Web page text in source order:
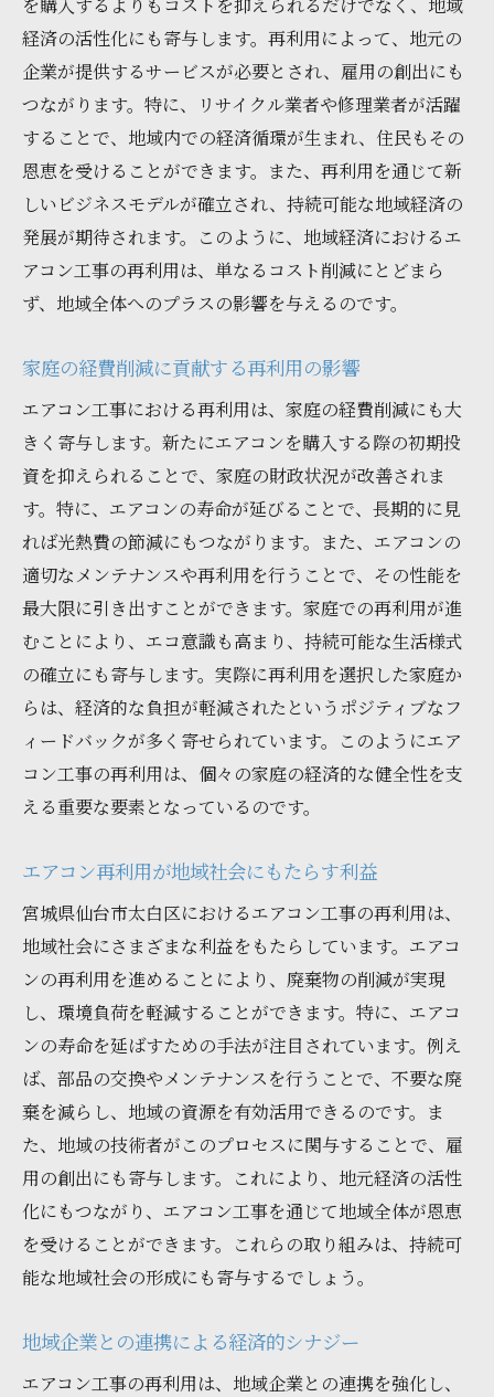
経済の活性化にも寄与します。再利用によって、地元の
企業が提供するサービスが必要とされ、雇用の創出にも
つながります。特に、リサイクル業者や修理業者が活躍
することで、地域内での経済循環が生まれ、住民もその
恩恵を受けることができます。また、再利用を通じて新
しいビジネスモデルが確立され、持続可能な地域経済の
発展が期待されます。このように、地域経済におけるエ
アコン工事の再利用は、単なるコスト削減にとどまら
ず、地域全体へのプラスの影響を与えるのです。
家庭の経費削減に貢献する再利用の影響
エアコン工事における再利用は、家庭の経費削減にも大
きく寄与します。新たにエアコンを購入する際の初期投
資を抑えられることで、家庭の財政状況が改善されま
す。特に、エアコンの寿命が延びることで、長期的に見
れば光熱費の節減にもつながります。また、エアコンの
適切なメンテナンスや再利用を行うことで、その性能を
最大限に引き出すことができます。家庭での再利用が進
むことにより、エコ意識も高まり、持続可能な生活様式
の確立にも寄与します。実際に再利用を選択した家庭か
らは、経済的な負担が軽減されたというポジティブなフ
ィードバックが多く寄せられています。このようにエア
コン工事の再利用は、個々の家庭の経済的な健全性を支
える重要な要素となっているのです。
エアコン再利用が地域社会にもたらす利益
宮城県仙台市太白区におけるエアコン工事の再利用は、
地域社会にさまざまな利益をもたらしています。エアコ
ンの再利用を進めることにより、廃棄物の削減が実現
し、環境負荷を軽減することができます。特に、エアコ
ンの寿命を延ばすための手法が注目されています。例え
ば、部品の交換やメンテナンスを行うことで、不要な廃
棄を減らし、地域の資源を有効活用できるのです。ま
た、地域の技術者がこのプロセスに関与することで、雇
用の創出にも寄与します。これにより、地元経済の活性
化にもつながり、エアコン工事を通じて地域全体が恩恵
を受けることができます。これらの取り組みは、持続可
能な地域社会の形成にも寄与するでしょう。
地域企業との連携による経済的シナジー
エアコン工事の再利用は、地域企業との連携を強化し、